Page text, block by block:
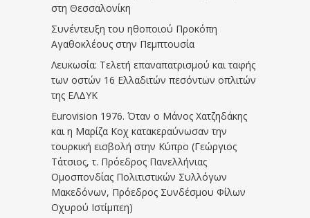
στη Θεσσαλονίκη
Συνέντευξη του ηθοποιού Προκόπη
Αγαθοκλέους στην Πεμπτουσία
Λευκωσία: Τελετή επαναπατρισμού και ταφής
των οστών 16 Ελλαδιτών πεσόντων οπλιτών
της ΕΛΔΥΚ
Eurovision 1976. Όταν ο Μάνος Χατζηδάκης
και η Μαρίζα Κοχ κατακεραύνωσαν την
τουρκική εισβολή στην Κύπρο (Γεώργιος
Τάτσιος, τ. Πρόεδρος Πανελλήνιας
Ομοσπονδίας Πολιτιστικών Συλλόγων
Μακεδόνων, Πρόεδρος Συνδέσμου Φίλων
Οχυρού Ιστίμπεη)